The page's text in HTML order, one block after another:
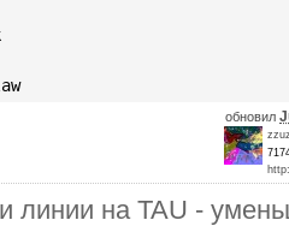
обновил
линии на TAU -